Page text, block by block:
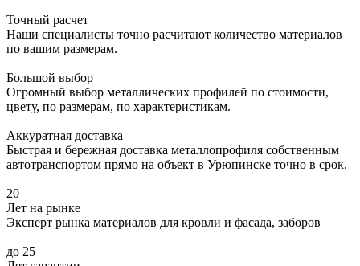
Точный расчет
Наши специалисты точно расчитают количество материалов
по вашим размерам.
Большой выбор
Огромный выбор металлических профилей по стоимости,
цвету, по размерам, по характеристикам.
Аккуратная доставка
Быстрая и бережная доставка металлопрофиля собственным
автотранспортом прямо на объект в Урюпинске точно в срок.
20
Лет на рынке
Эксперт рынка материалов для кровли и фасада, заборов
до 25